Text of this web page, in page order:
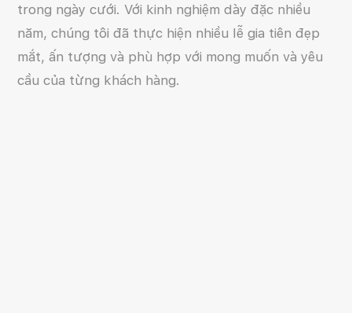
trong ngày cưới. Với kinh nghiệm dày đặc nhiều
năm, chúng tôi đã thực hiện nhiều lễ gia tiên đẹp
mắt, ấn tượng và phù hợp với mong muốn và yêu
cầu của từng khách hàng.